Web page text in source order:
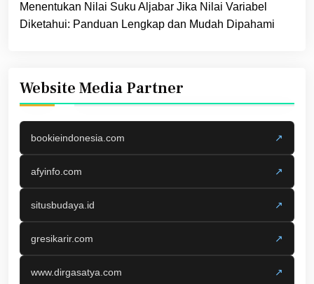
Menentukan Nilai Suku Aljabar Jika Nilai Variabel
Diketahui: Panduan Lengkap dan Mudah Dipahami
Website Media Partner
bookieindonesia.com ↗
afyinfo.com ↗
situsbudaya.id ↗
gresikarir.com ↗
www.dirgasatya.com ↗